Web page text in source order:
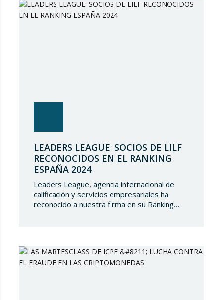
continuar estando presentes en tan selecto
directorio demostrando nuestro talento
LEADERS LEAGUE: SOCIOS DE LILF
RECONOCIDOS EN EL RANKING
ESPAÑA 2024
Leaders League, agencia internacional de
calificación y servicios empresariales ha
reconocido a nuestra firma en su Ranking
de seguir siendo parte de un directorio tan
selecto, lo que demuestra el gran talento…